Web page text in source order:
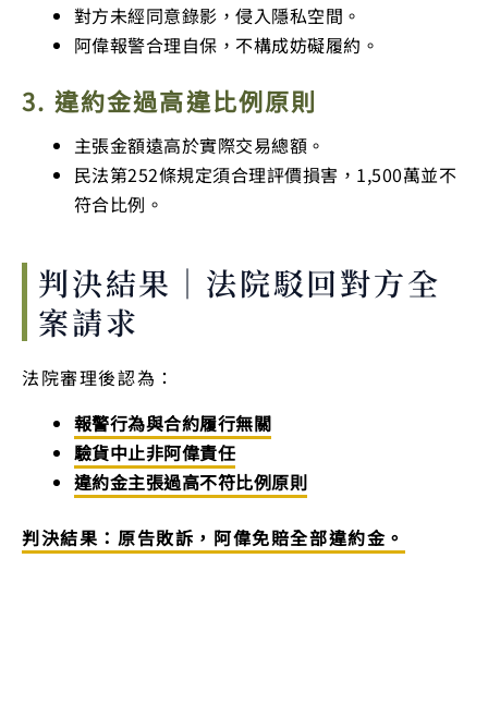
對方未經同意錄影，侵入隱私空間。
阿偉報警合理自保，不構成妨礙履約。
3. 違約金過高違比例原則
主張金額遠高於實際交易總額。
民法第252條規定須合理評價損害，1,500萬並不
符合比例。
判決結果｜法院駁回對方全
案請求
法院審理後認為：
報警行為與合約履行無關
驗貨中止非阿偉責任
違約金主張過高不符比例原則
判決結果：原告敗訴，阿偉免賠全部違約金。